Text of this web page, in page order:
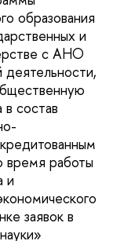
образования
и
с АНО
состав
время работы
и
заявок в